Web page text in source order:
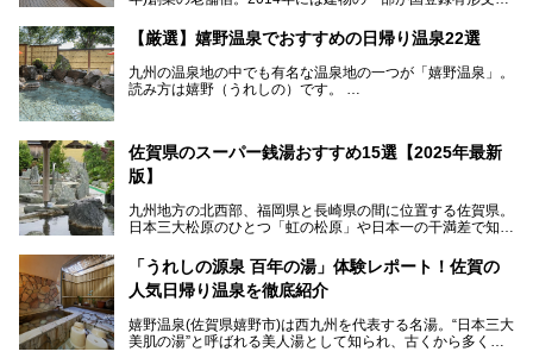
しかし良質の自家源泉を所有し、日帰り入浴が可能な点はあ
まり知られていません。近寄りがたいほどの敷居の高いイメ
ージとは反して、実は温かみある接客が特徴の名宿です。
文化財のラグジュアリー名宿で、お得にプチ贅沢体験を。今
【厳選】嬉野温泉でおすすめの日帰り温泉22選
九州の温泉地の中でも有名な温泉地の一つが「嬉野温泉」。
読み方は嬉野（うれしの）です。
り、「美肌祈願」ができる豊玉姫神社があったりと見どころ
満載。
温泉も日帰り温泉施設から老舗の旅館までバラエティに富ん
でいて、老若男女、家族からカップルまで満喫できます。
時間がゆっくりと流れ、観光も楽しめる嬉野温泉、その中で
も人気の日帰り温泉を紹介します！
泉質はもちろん、施設も充実している所が多く、いくつも回
りたい場所ばかりですよ。
佐賀県のスーパー銭湯おすすめ15選【2025年最新
版】
九州地方の北西部、福岡県と長崎県の間に位置する佐賀県。
日本三大松原のひとつ「虹の松原」や日本一の干満差で知ら
魅力です。有田焼や伊万里焼、唐津焼などのやきものが盛ん
なことでも知られています。
佐賀県にはまた、嬉野温泉や武雄温泉を筆頭に数多くの温泉
と言われるほど。今回は、そんな佐賀県で特におすすめのス
ーパー銭湯をピックアップしました。
「うれしの源泉 百年の湯」体験レポート！佐賀の
人気日帰り温泉を徹底紹介
嬉野温泉(佐賀県嬉野市)は西九州を代表する名湯。“日本三大
美肌の湯”と呼ばれる美人湯として知られ、古くから多くの